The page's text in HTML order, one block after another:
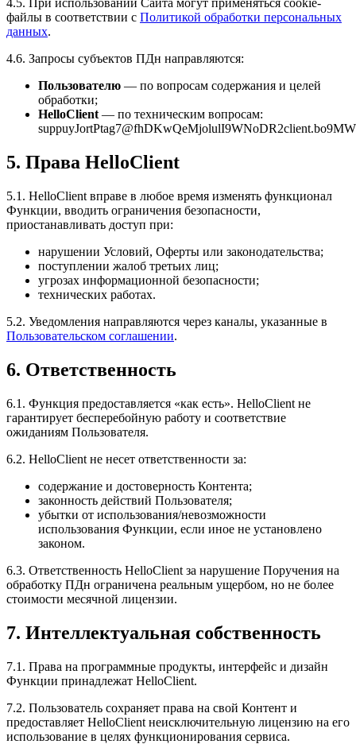
4.5. При использовании Сайта могут применяться cookie-
файлы в соответствии с Политикой обработки персональных
данных.
4.6. Запросы субъектов ПДн направляются:
Пользователю — по вопросам содержания и целей
обработки;
HelloClient — по техническим вопросам:
suppuyJortPtag7@fhDKwQeMjolulI9WNoDR2client.b
5. Права HelloClient
5.1. HelloClient вправе в любое время изменять функционал
Функции, вводить ограничения безопасности,
приостанавливать доступ при:
нарушении Условий, Оферты или законодательства;
поступлении жалоб третьих лиц;
угрозах информационной безопасности;
технических работах.
5.2. Уведомления направляются через каналы, указанные в
Пользовательском соглашении.
6. Ответственность
6.1. Функция предоставляется «как есть». HelloClient не
гарантирует бесперебойную работу и соответствие
ожиданиям Пользователя.
6.2. HelloClient не несет ответственности за:
содержание и достоверность Контента;
законность действий Пользователя;
убытки от использования/невозможности
использования Функции, если иное не установлено
законом.
6.3. Ответственность HelloClient за нарушение Поручения на
обработку ПДн ограничена реальным ущербом, но не более
стоимости месячной лицензии.
7. Интеллектуальная собственность
7.1. Права на программные продукты, интерфейс и дизайн
Функции принадлежат HelloClient.
7.2. Пользователь сохраняет права на свой Контент и
предоставляет HelloClient неисключительную лицензию на его
использование в целях функционирования сервиса.